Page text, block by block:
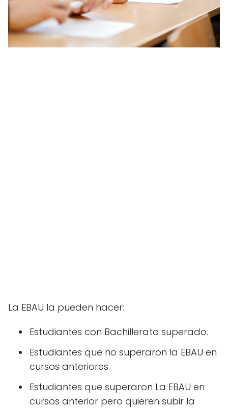
La EBAU la pueden hacer:
Estudiantes con Bachillerato superado.
Estudiantes que no superaron la EBAU en
cursos anteriores.
Estudiantes que superaron La EBAU en
cursos anterior pero quieren subir la